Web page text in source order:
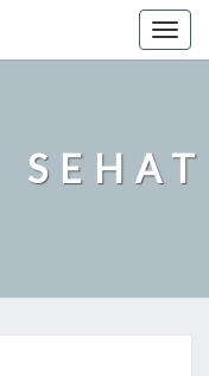
SEHAT